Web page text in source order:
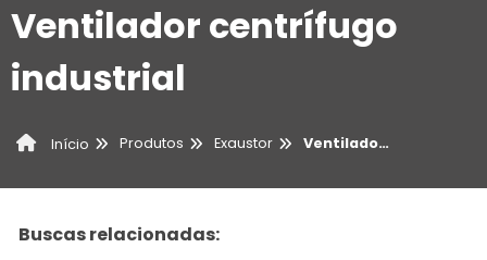
Ventilador centrífugo
industrial
Início Produtos Exaustor Ventilador centrífugo industrial
Buscas relacionadas: